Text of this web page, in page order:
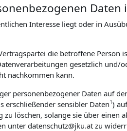
Daten
Interesse liegt oder in
die betroffene
gesetzlich
nachkommen kann.
personenbezogener Daten auf
erschließender sensibler Daten1)
löschen, solange sie über einen
datenschutz@jku.at zu